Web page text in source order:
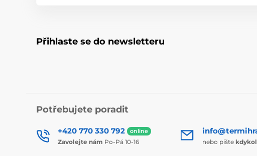
Přihlaste se do newsletteru
Potřebujete poradit
+420 770 330 792 online
Zavolejte nám Po-Pá 10-16 nebo pište